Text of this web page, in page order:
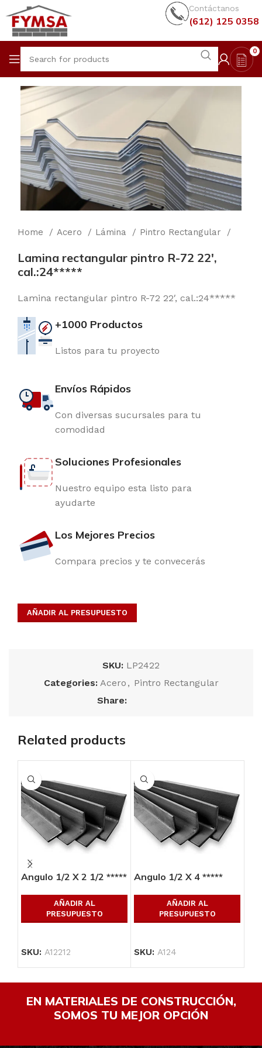
Contáctanos
(612) 125 0358
0
Home Acero Lámina Pintro Rectangular
Lamina rectangular pintro R-72 22′,
cal.:24*****
Lamina rectangular pintro R-72 22′, cal.:24*****
+1000 Productos
Listos para tu proyecto
Envíos Rápidos
Con diversas sucursales para tu
comodidad
Soluciones Profesionales
Nuestro equipo esta listo para
ayudarte
Los Mejores Precios
Compara precios y te convecerás
AÑADIR AL PRESUPUESTO
SKU: LP2422
Categories: Acero , Pintro Rectangular
Share:
Related products
Angulo 1/2 X 2 1/2 *****
AÑADIR AL
PRESUPUESTO
SKU: A12212
Angulo 1/2 X 4 *****
AÑADIR AL
PRESUPUESTO
SKU: A124
EN MATERIALES DE CONSTRUCCIÓN,
SOMOS TU MEJOR OPCIÓN